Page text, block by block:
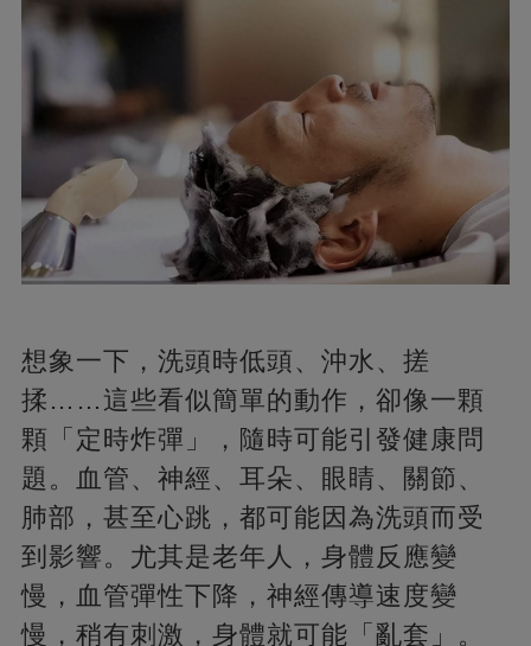
想象一下，洗頭時低頭、沖水、搓
揉……這些看似簡單的動作，卻像一顆
顆「定時炸彈」，隨時可能引發健康問
題。血管、神經、耳朵、眼睛、關節、
肺部，甚至心跳，都可能因為洗頭而受
到影響。尤其是老年人，身體反應變
慢，血管彈性下降，神經傳導速度變
慢，稍有刺激，身體就可能「亂套」。